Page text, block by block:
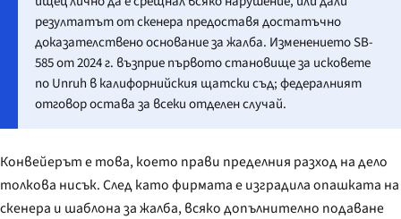
резултатът от скенера предоставя достатъчно
доказателствено основание за жалба. Изменението SB-
585 от 2024 г. възприе първото становище за исковете
по Unruh в калифорнийския щатски съд; федералният
отговор остава за всеки отделен случай.
Конвейерът е това, което прави пределния разход на дело
толкова нисък. След като фирмата е изградила опашката на
скенера и шаблона за жалба, всяко допълнително подаване